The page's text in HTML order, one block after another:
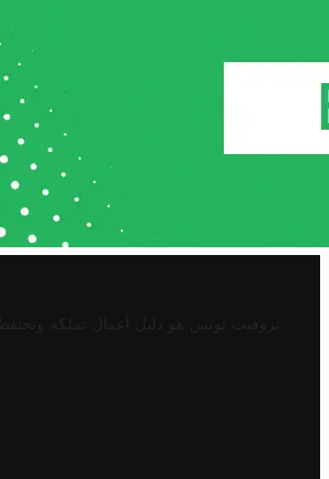
تروفيت تونس هو دليل أعمال تملكه